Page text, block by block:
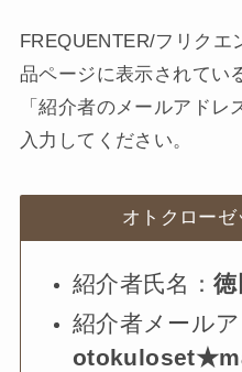
FREQUENTER/フリクエ
品ページに表示されてい
「紹介者のメールアド
入力してください。
オトクロー
紹介者氏名：徳
紹介者メールア